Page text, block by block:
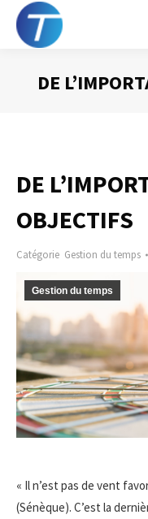
DE
DE
OBJECTIFS
Catégorie Gestion du temps
Gestion du temps
« Il n’est pas de vent
(Sénèque). C’est la